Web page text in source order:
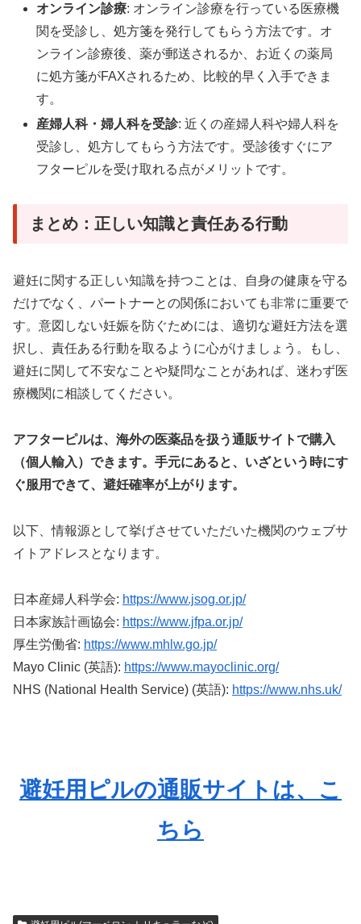
オンライン診療: オンライン診療を行っている医療機
関を受診し、処方箋を発行してもらう方法です。オ
ンライン診療後、薬が郵送されるか、お近くの薬局
に処方箋がFAXされるため、比較的早く入手できま
す。
産婦人科・婦人科を受診: 近くの産婦人科や婦人科を
受診し、処方してもらう方法です。受診後すぐにア
フターピルを受け取れる点がメリットです。
まとめ：正しい知識と責任ある行動
避妊に関する正しい知識を持つことは、自身の健康を守る
だけでなく、パートナーとの関係においても非常に重要で
す。意図しない妊娠を防ぐためには、適切な避妊方法を選
択し、責任ある行動を取るように心がけましょう。もし、
避妊に関して不安なことや疑問なことがあれば、迷わず医
療機関に相談してください。
アフターピルは、海外の医薬品を扱う通販サイトで購入
（個人輸入）できます。手元にあると、いざという時にす
ぐ服用できて、避妊確率が上がります。
以下、情報源として挙げさせていただいた機関のウェブサ
イトアドレスとなります。
日本産婦人科学会: https://www.jsog.or.jp/
日本家族計画協会: https://www.jfpa.or.jp/
厚生労働省: https://www.mhlw.go.jp/
Mayo Clinic (英語): https://www.mayoclinic.org/
NHS (National Health Service) (英語): https://www.nhs.uk/
避妊用ピルの通販サイトは、こ
ちら